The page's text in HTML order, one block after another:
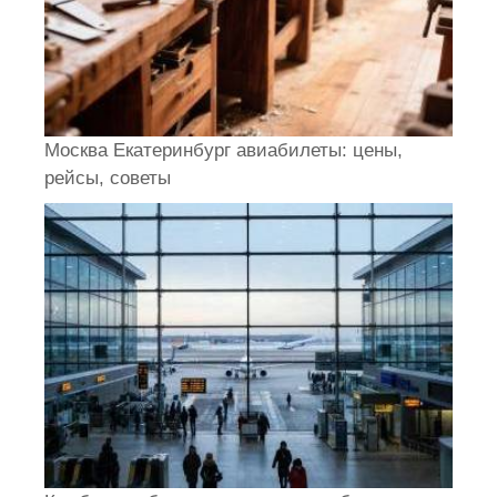
Москва Екатеринбург авиабилеты: цены,
рейсы, советы